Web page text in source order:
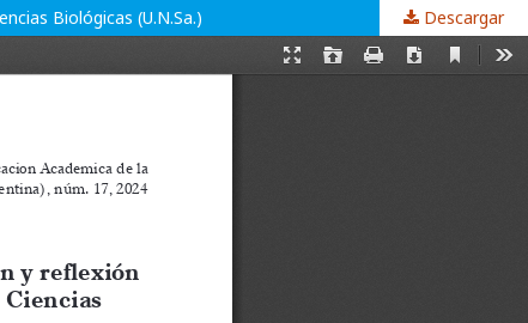
Biológicas (U.N.Sa.) Descargar